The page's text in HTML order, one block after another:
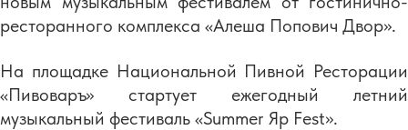
ресторанного комплекса «Алеша Попович Двор».
На площадке Национальной Пивной Ресторации
«Пивоваръ» стартует ежегодный летний
музыкальный фестиваль «Summer Яр Fest».